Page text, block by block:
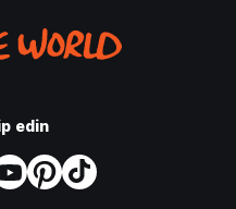
edin